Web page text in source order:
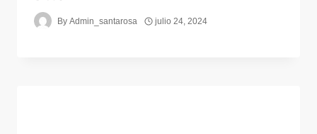
By Admin_santarosa julio 24, 2024